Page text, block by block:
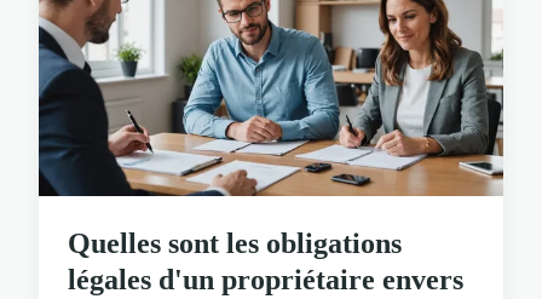
Quelles sont les obligations
légales d'un propriétaire envers